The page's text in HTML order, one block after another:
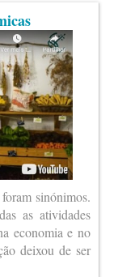
sinónimos.
as atividades
economia e no
deixou de ser